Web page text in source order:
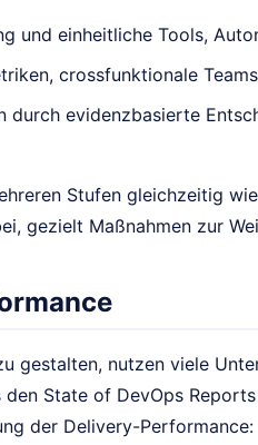
und einheitliche Tools,
crossfunktionale
durch evidenzbasierte
Stufen gleichzeitig
gezielt Maßnahmen zur
gestalten, nutzen viele
den State of DevOps
der Delivery-Performance: